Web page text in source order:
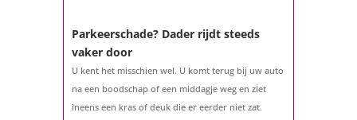
Parkeerschade? Dader rijdt steeds
vaker door
U kent het misschien wel. U komt terug bij uw auto
na een boodschap of een middagje weg en ziet
ineens een kras of deuk die er eerder niet zat.